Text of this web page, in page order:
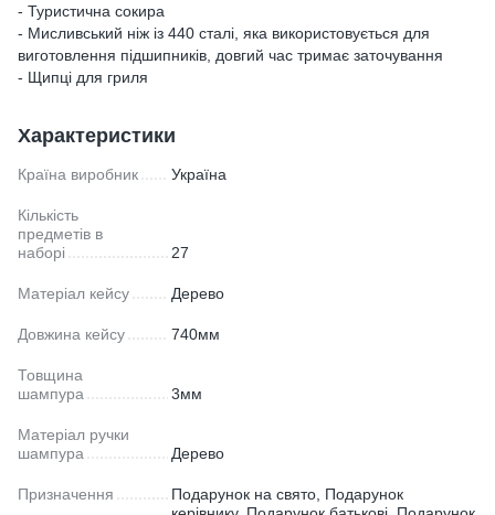
- Туристична сокира
- Мисливський ніж із 440 сталі, яка використовується для
виготовлення підшипників, довгий час тримає заточування
- Щипці для гриля
Характеристики
Країна виробник Україна
Кількість
предметів в
наборі
27
Матеріал кейсу Дерево
Довжина кейсу 740мм
Товщина
шампура
3мм
Матеріал ручки
шампура
Дерево
Призначення
Подарунок на свято, Подарунок